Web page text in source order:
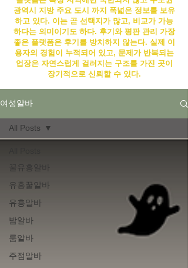
광역시 지방 주요 도시 까지 폭넓은 정보를 보유
하고 있다. 이는 곧 선택지가 많고, 비교가 가능
하다는 의미이기도 하다. 후기와 평판 관리 가장
좋은 플랫폼은 후기를 방치하지 않는다. 실제 이
용자의 경험이 누적되어 있고, 문제가 반복되는
업장은 자연스럽게 걸러지는 구조를 가진 곳이
장기적으로 신뢰할 수 있다.
여성알바
꿀유흥알바
유흥꿀알바
유흥알바
밤알바
룸알바
주점알바
All Posts